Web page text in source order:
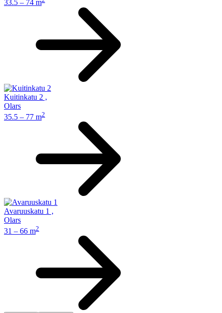
33.5 – 74 m
Kuitinkatu 2 ,
Olars
35.5 – 77 m2
Avaruuskatu 1 ,
Olars
31 – 66 m2